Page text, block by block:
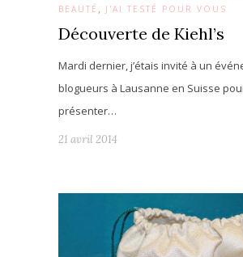
BEAUTÉ , J'AI TESTÉ POUR VOUS
Découverte de Kiehl’s
Mardi dernier, j’étais invité à un
blogueurs à Lausanne en Suisse
présenter…
21 avril 2014